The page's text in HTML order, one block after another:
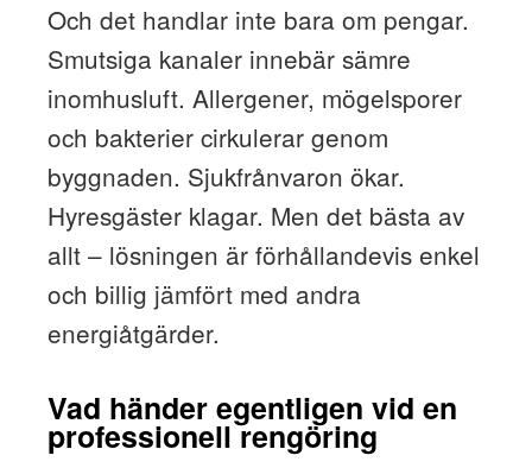
Och det handlar inte bara om pengar.
Smutsiga kanaler innebär sämre
inomhusluft. Allergener, mögelsporer
och bakterier cirkulerar genom
byggnaden. Sjukfrånvaron ökar.
Hyresgäster klagar. Men det bästa av
allt – lösningen är förhållandevis enkel
och billig jämfört med andra
energiåtgärder.
Vad händer egentligen vid en
professionell rengöring